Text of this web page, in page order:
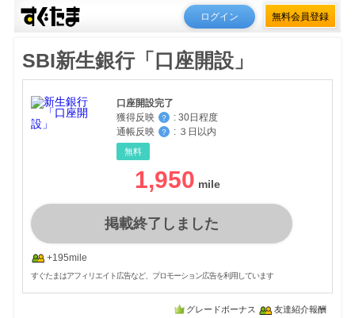
ログイン 無料会員登録
SBI新生銀行「口座開設」
口座開設完了
獲得反映
？ : 30日程度
通帳反映
？ : ３日以内
無料
1,950
掲載終了しました
+195mile
すぐたまはアフィリエイト広告など、プロモーション広告を利用しています
グレードボーナス 友達紹介報酬